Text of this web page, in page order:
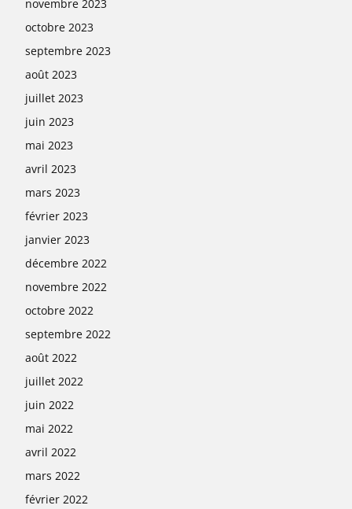
novembre 2023
octobre 2023
septembre 2023
août 2023
juillet 2023
juin 2023
mai 2023
avril 2023
mars 2023
février 2023
janvier 2023
décembre 2022
novembre 2022
octobre 2022
septembre 2022
août 2022
juillet 2022
juin 2022
mai 2022
avril 2022
mars 2022
février 2022